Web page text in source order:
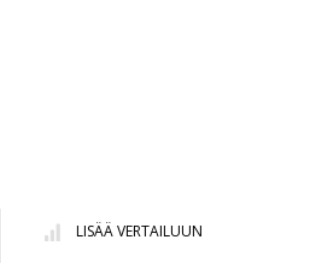
LISÄÄ VERTAILUUN